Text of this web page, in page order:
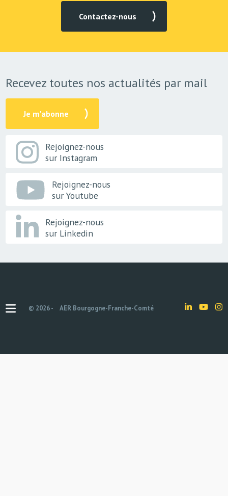
Contactez-nous
Recevez toutes nos actualités par mail
Je m'abonne
Rejoignez-nous
sur Instagram
Rejoignez-nous
sur Youtube
Rejoignez-nous
sur Linkedin
© 2026 - AER Bourgogne-Franche-Comté